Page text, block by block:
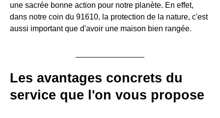
une sacrée bonne action pour notre planète. En effet,
dans notre coin du 91610, la protection de la nature, c'est
aussi important que d'avoir une maison bien rangée.
Les avantages concrets du
service que l'on vous propose